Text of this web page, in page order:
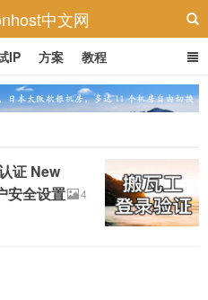
中文网
IP 方案 教程
证 New
安全设置
4